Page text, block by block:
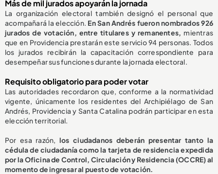
Más de mil jurados apoyarán la jornada
La organización electoral también designó el personal que
acompañará la elección. En San Andrés fueron nombrados 926
jurados de votación, entre titulares y remanentes, mientras
que en Providencia prestarán este servicio 94 personas. Todos
los jurados recibirán la capacitación correspondiente para
desempeñar sus funciones durante la jornada electoral.
Requisito obligatorio para poder votar
Las autoridades recordaron que, conforme a la normatividad
vigente, únicamente los residentes del Archipiélago de San
Andrés, Providencia y Santa Catalina podrán participar en esta
elección territorial.
Por esa razón,los ciudadanos deberán presentar tanto la
cédula de ciudadanía como la tarjeta de residencia expedida
por la Oficina de Control, Circulación y Residencia (OCCRE) al
momento de ingresar al puesto de votación.